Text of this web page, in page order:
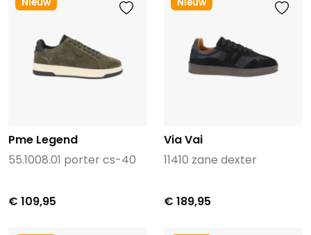
Pme Legend
55.1008.01 porter cs-40
€ 109,95
Via Vai
11410 zane dexter
€ 189,95